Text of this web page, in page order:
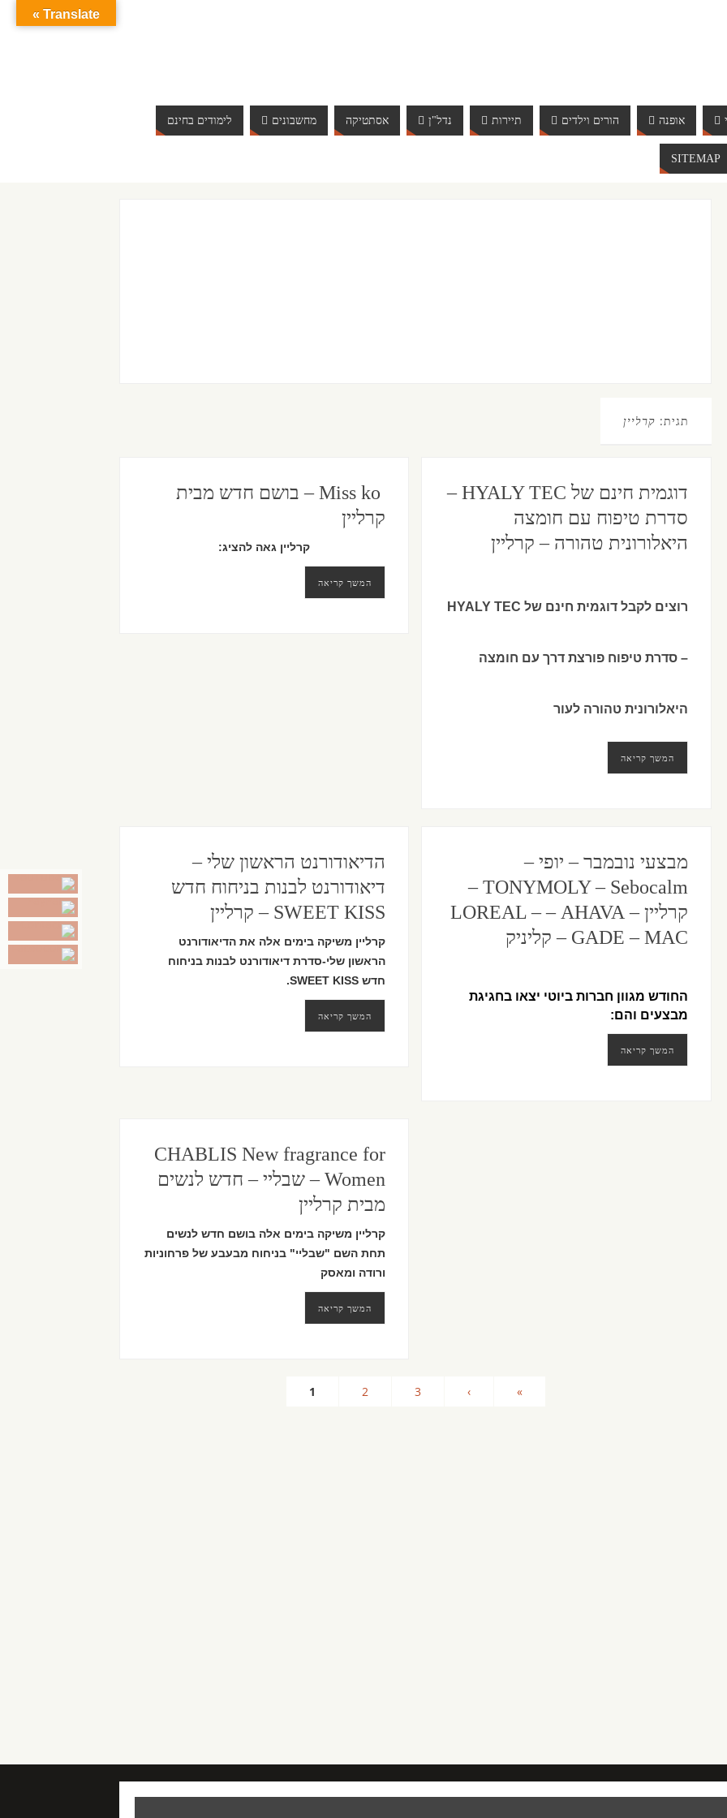
אופנה הורים וילדים תיירות נדל"ן אסתטיקה מחשבונים לימודים בחינם
SITEMAP
תגית: קרליין
Miss ko – בושם חדש מבית
קרליין
קרליין גאה להציג:
המשך קריאה
דוגמית חינם של HYALY TEC –
סדרת טיפוח עם חומצה
היאלורונית טהורה – קרליין
רוצים לקבל דוגמית חינם של HYALY TEC
– סדרת טיפוח פורצת דרך עם חומצה
היאלורונית טהורה לעור
המשך קריאה
הדיאודורנט הראשון שלי –
דיאודורנט לבנות בניחוח חדש
SWEET KISS – קרליין
קרליין משיקה בימים אלה את הדיאודורנט
הראשון שלי-סדרת דיאודורנט לבנות בניחוח
חדש SWEET KISS.
המשך קריאה
מבצעי נובמבר – יופי –
TONYMOLY – Sebocalm‏ –
קרליין – AHAVA‏ – LOREAL –
GADE – MAC – קליניק
החודש מגוון חברות ביוטי יצאו בחגיגת
מבצעים והם:
המשך קריאה
CHABLIS New fragrance for
Women – שבליי – חדש לנשים
מבית קרליין
קרליין משיקה בימים אלה בושם חדש לנשים
תחת השם "שבליי" בניחוח מבעבע של פרחוניות
ורודה ומאסק
המשך קריאה
1 2 3 › »
Translate »